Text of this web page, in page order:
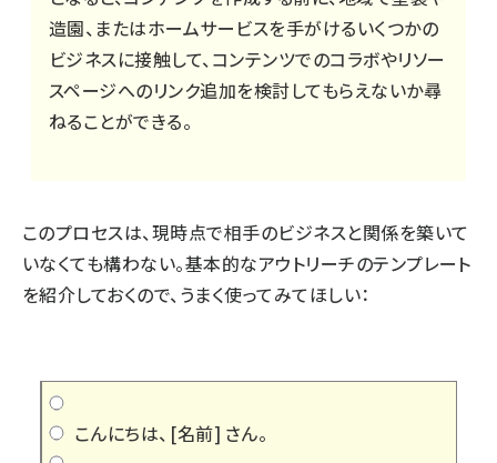
造園、またはホームサービスを手がけるいくつかの
ビジネスに接触して、コンテンツでのコラボやリソー
スページへのリンク追加を検討してもらえないか尋
ねることができる。
このプロセスは、現時点で相手のビジネスと関係を築いて
いなくても構わない。基本的なアウトリーチのテンプレート
を紹介しておくので、うまく使ってみてほしい：
こんにちは、 [名前] さん。